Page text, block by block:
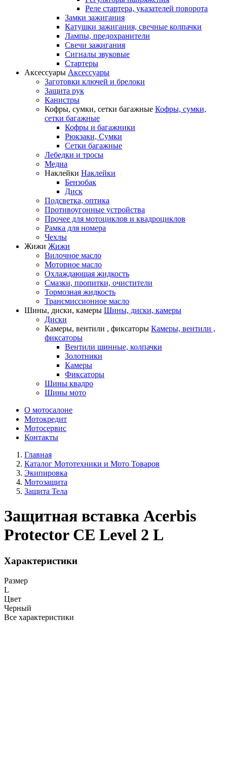
Реле стартера, указателей поворота
Замки зажигания
Катушки зажигания, свечные колпачки
Лампы, предохранители
Свечи зажигания
Сигналы звуковые
Стартеры
Аксессуары Аксессуары
Заготовки ключей и брелоки
Защита рук
Канистры
Кофры, сумки, сетки багажные Кофры, сумки,
сетки багажные
Кофры и багажники
Рюкзаки, Сумки
Сетки багажные
Лебедки и тросы
Медиа
Наклейки Наклейки
Бензобак
Диск
Подсветка, оптика
Противоугонные устройства
Прочее для мотоциклов и квадроциклов
Рамка для номера
Чехлы
Жижи Жижи
Вилочное масло
Моторное масло
Охлаждающая жидкость
Смазки, пропитки, очистители
Тормозная жидкость
Трансмиссионное масло
Шины, диски, камеры Шины, диски, камеры
Диски
Камеры, вентили , фиксаторы Камеры, вентили ,
фиксаторы
Вентили шинные, колпачки
Золотники
Камеры
Фиксаторы
Шины квадро
Шины мото
О мотосалоне
Мотокредит
Мотосервис
Контакты
Главная
Каталог Мототехники и Мото Товаров
Экипировка
Мотозащита
Защита Тела
Защитная вставка Acerbis
Protector CE Level 2 L
Характеристики
Размер
L
Цвет
Черный
Все характеристики